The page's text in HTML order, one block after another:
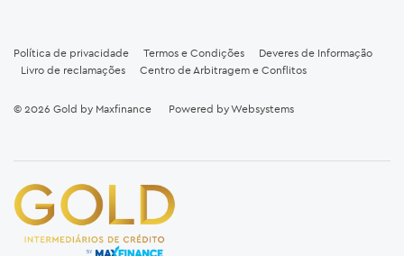
Política de privacidade Termos e Condições
Deveres de Informação
Livro de reclamações
Centro de Arbitragem e Conflitos
© 2026 Gold by Maxfinance Powered byWebsystems